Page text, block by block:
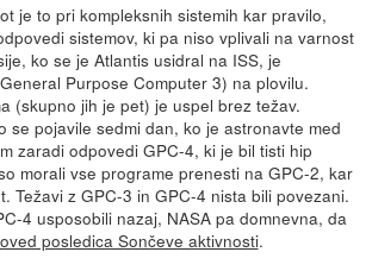
je to pri kompleksnih sistemih kar pravilo,
sistemov, ki pa niso vplivali na varnost
ko se je Atlantis usidral na ISS, je
Purpose Computer 3) na plovilu.
(skupno jih je pet) je uspel brez težav.
se pojavile sedmi dan, ko je astronavte med
zaradi odpovedi GPC-4, ki je bil tisti hip
morali vse programe prenesti na GPC-2, kar
Težavi z GPC-3 in GPC-4 nista bili povezani.
4 usposobili nazaj, NASA pa domnevna, da
posledica Sončeve aktivnosti.